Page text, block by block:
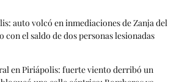
auto volcó en inmediaciones de Zanja del
con el saldo de dos personas lesionadas
en Piriápolis: fuerte viento derribó un